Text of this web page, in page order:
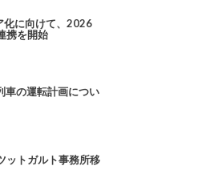
化に向けて、2026
携を開始
車の運転計画につい
ットガルト事務所移